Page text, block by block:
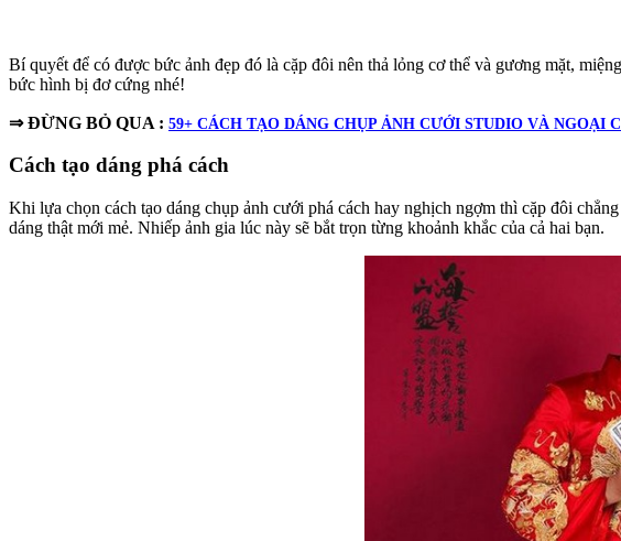
Bí quyết để có được bức ảnh đẹp đó là cặp đôi nên thả lỏng cơ thể và gương mặt,
bức hình bị đơ cứng nhé!
⇒ ĐỪNG BỎ QUA : 59+ CÁCH TẠO DÁNG CHỤP ẢNH CƯỚI STUDIO VÀ NGOẠI
Cách tạo dáng phá cách
Khi lựa chọn cách tạo dáng chụp ảnh cưới phá cách hay nghịch ngợm thì cặp đôi
dáng thật mới mẻ. Nhiếp ảnh gia lúc này sẽ bắt trọn từng khoảnh khắc của cả hai bạn.